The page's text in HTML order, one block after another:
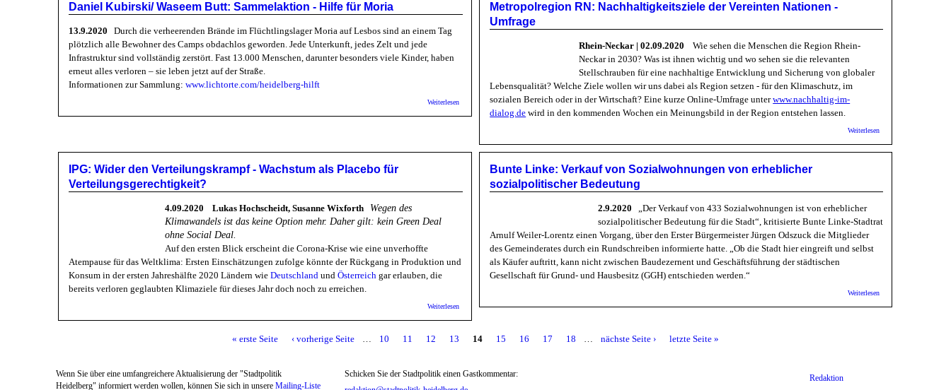
Daniel Kubirski/ Waseem Butt: Sammelaktion - Hilfe für Moria
13.9.2020
Durch die verheerenden Brände im Flüchtlingslager Moria auf Lesbos sind an einem Tag
plötzlich alle Bewohner des Camps obdachlos geworden. Jede Unterkunft, jedes Zelt und jede
Infrastruktur sind vollständig zerstört. Fast 13.000 Menschen, darunter besonders viele Kinder, haben
erneut alles verloren – sie leben jetzt auf der Straße.
Informationen zur Sammlung:www.lichtorte.com/heidelberg-hilft
Weiterlesen über Daniel Kubirski/ Waseem Butt: Sammelaktion - Hilfe für Moria
Metropolregion RN: Nachhaltigkeitsziele der Vereinten Nationen -
Umfrage
Rhein-Neckar | 02.09.2020
Wie sehen die Menschen die Region Rhein-
Neckar in 2030? Was ist ihnen wichtig und wo sehen sie die relevanten
Stellschrauben für eine nachhaltige Entwicklung und Sicherung von globaler
Lebensqualität? Welche Ziele wollen wir uns dabei als Region setzen - für den Klimaschutz, im
sozialen Bereich oder in der Wirtschaft? Eine kurze Online-Umfrage unterwww.nachhaltig-im-
dialog.de wird in den kommenden Wochen ein Meinungsbild in der Region entstehen lassen.
Weiterlesen
IPG: Wider den Verteilungskrampf - Wachstum als Placebo für
Verteilungsgerechtigkeit?
4.09.2020 Lukas Hochscheidt, Susanne Wixforth Wegen des
Klimawandels ist das keine Option mehr. Daher gilt: kein Green Deal
ohne Social Deal.
Auf den ersten Blick erscheint die Corona-Krise wie eine unverhoffte
Atempause für das Weltklima: Ersten Einschätzungen zufolge könnte der Rückgang in Produktion und
Konsum in der ersten Jahreshälfte 2020 Ländern wieDeutschland undÖsterreich gar erlauben, die
bereits verloren geglaubten Klimaziele für dieses Jahr doch noch zu erreichen.
Weiterlesen
Bunte Linke: Verkauf von Sozialwohnungen von erheblicher
sozialpolitischer Bedeutung
2.9.2020 „Der Verkauf von 433 Sozialwohnungen ist von erheblicher
sozialpolitischer Bedeutung für die Stadt“, kritisierte Bunte Linke-Stadtrat
Arnulf Weiler-Lorentz einen Vorgang, über den Erster Bürgermeister Jürgen Odszuck die Mitglieder
des Gemeinderates durch ein Rundschreiben informierte hatte. „Ob die Stadt hier eingreift und selbst
als Käufer auftritt, kann nicht zwischen Baudezernent und Geschäftsführung der städtischen
Gesellschaft für Grund- und Hausbesitz (GGH) entschieden werden.“
Weiterlesen
« erste Seite ‹ vorherige Seite … 10 11 12 13 14 15 16 17 18 … nächste Seite › letzte Seite »
Wenn Sie über eine umfangreichere Aktualisierung der "Stadtpolitik
Heidelberg" informiert werden wollen, können Sie sich in unsereMailing-Liste
Schicken Sie der Stadtpolitik einen Gastkommentar:
Redaktion